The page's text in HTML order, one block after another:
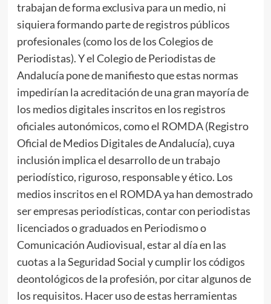
trabajan de forma exclusiva para un medio, ni
siquiera formando parte de registros públicos
profesionales (como los de los Colegios de
Periodistas). Y el Colegio de Periodistas de
Andalucía pone de manifiesto que estas normas
impedirían la acreditación de una gran mayoría de
los medios digitales inscritos en los registros
oficiales autonómicos, como el ROMDA (Registro
Oficial de Medios Digitales de Andalucía), cuya
inclusión implica el desarrollo de un trabajo
periodístico, riguroso, responsable y ético. Los
medios inscritos en el ROMDA ya han demostrado
ser empresas periodísticas, contar con periodistas
licenciados o graduados en Periodismo o
Comunicación Audiovisual, estar al día en las
cuotas a la Seguridad Social y cumplir los códigos
deontológicos de la profesión, por citar algunos de
los requisitos. Hacer uso de estas herramientas